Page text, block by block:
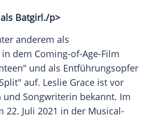
Batgirl./p>
anderem als
dem Coming-of-Age-Film
und als Entführungsopfer
auf. Leslie Grace ist vor
und Songwriterin bekannt. Im
22. Juli 2021 in der Musical-